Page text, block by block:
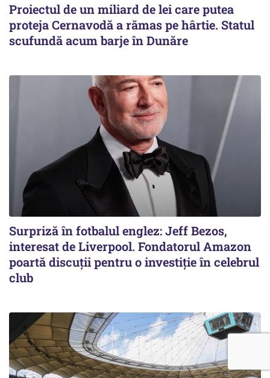
Proiectul de un miliard de lei care putea
proteja Cernavodă a rămas pe hârtie. Statul
scufundă acum barje în Dunăre
Surpriză în fotbalul englez: Jeff Bezos,
interesat de Liverpool. Fondatorul Amazon
poartă discuții pentru o investiție în celebrul
club